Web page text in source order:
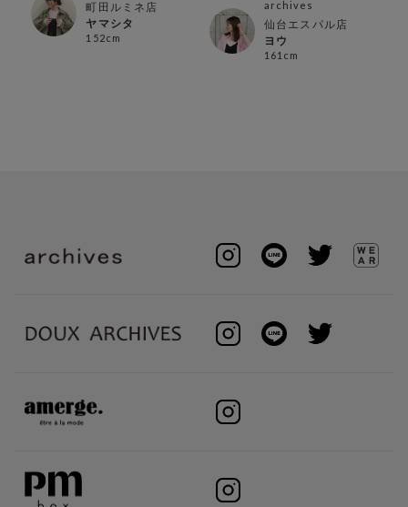
町田ルミネ店
ヤマシタ
152cm
archives
仙台エスパル店
ヨウ
161cm